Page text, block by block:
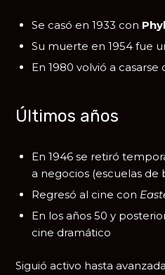
Se casó en 1933 con
Su muerte en 1954 fue
En 1980 volvió a casarse
Últimos años
En 1946 se retiró
a negocios (escuelas de
Regresó al cine con
En los años 50 y
cine dramático
Siguió activo hasta